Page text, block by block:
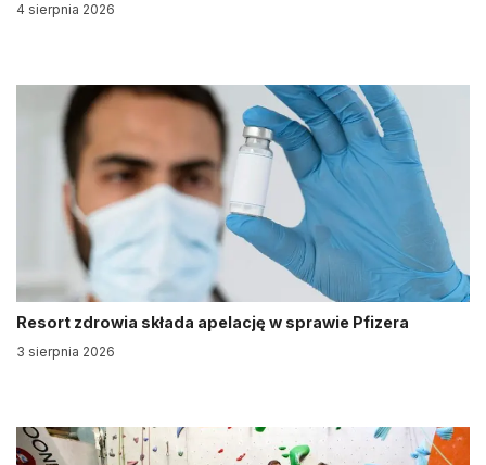
4 sierpnia 2026
Resort zdrowia składa apelację w sprawie Pfizera
3 sierpnia 2026